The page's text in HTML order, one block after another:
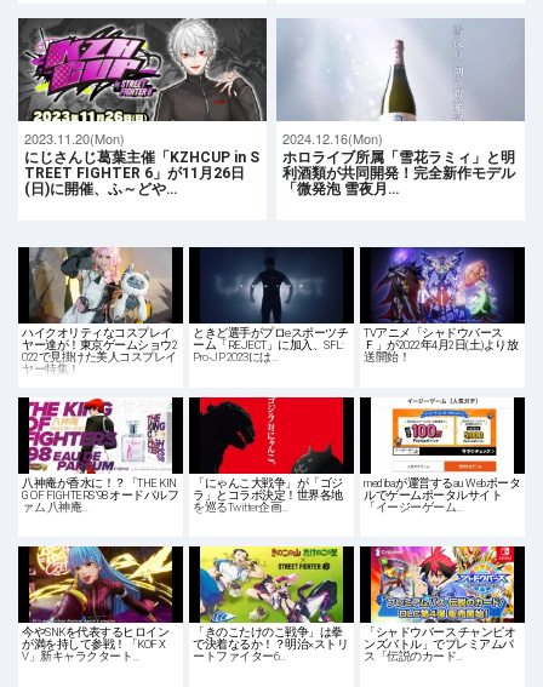
2023.11.20(Mon)
にじさんじ葛葉主催「KZHCUP in S
TREET FIGHTER 6」が11月26日
(日)に開催、ふ～どや…
2024.12.16(Mon)
ホロライブ所属「雪花ラミィ」と明
利酒類が共同開発！完全新作モデル
「微発泡 雪夜月…
ハイクオリティなコスプレイ
ヤー達が！東京ゲームショウ2
022で見掛けた美人コスプレイ
ヤー特集！
ときど選手がプロeスポーツチ
ーム「REJECT」に加入、SFL:
Pro-JP 2023には…
TVアニメ「シャドウバース
Ｆ」が2022年4月2日(土)より放
送開始！
八神庵が香水に！？「THE KIN
G OF FIGHTERS ’98 オードパルフ
ァム 八神庵…
「にゃんこ大戦争」が「ゴジ
ラ」とコラボ決定！世界各地
を巡るTwitter企画…
medibaが運営するau Webポータ
ルでゲームポータルサイト
「イージーゲーム…
今やSNKを代表するヒロイン
が満を持して参戦！「KOF X
V」新キャラクタート…
「きのこたけのこ戦争」は拳
で決着なるか！？明治×ストリ
ートファイター6…
「シャドウバース チャンピオ
ンズバトル」でプレミアムパ
ス「伝説のカード…